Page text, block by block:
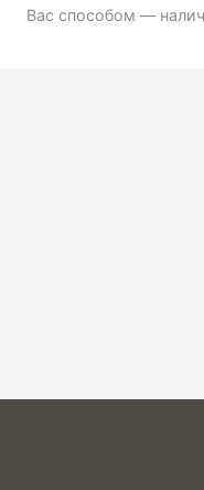
Вас способом —